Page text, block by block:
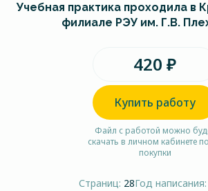
Учебная практика проходила в
филиале РЭУ им. Г.В.
420 ₽
Купить работу
Файл с работой можно
скачать в личном кабинете
покупки
Страниц: 28Год написания: